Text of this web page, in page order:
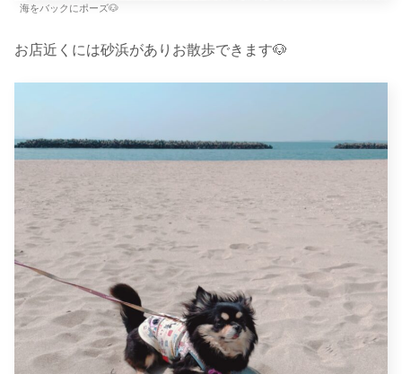
海をバックにポーズ🐶
お店近くには砂浜がありお散歩できます🐶